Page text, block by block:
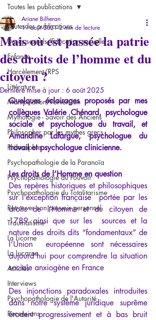
Toutes les publications
Droits sexuels/Education sexuelle
Enfance
Harcèlement/RPS
Littérature
Manipulation/Perversion
Mythologie - Savoir des Anciens
Philosopher par les mythes grecs
Philosophie
Psychopathologie de la Paranoïa
Psychopathologie du Pouvoir
Psychopathologie du Totalitarisme
Retrouver son pouvoir personnel
Traumatisme
La Licorne
La Lucarne
Articles
Interviews
Psychopathologie de l'Autorité
Recensions
Toutes les publications
Mais où est passée la patrie
des droits de l’homme et du
citoyen ?
Ariane Bilheran
19 août 2021 2 min de lecture
Dernière mise à jour : 6 août 2025
Quelques éclairages proposés par mes
collègues Valérie Chénard, psychologue
sociale et psychologue du travail, et
Amandine Lafargue, psychologue du
travail et psychologue clinicienne.
Les droits de l’Homme en question
Des repères historiques et philosophiques
sur l’exception française  portée par les
droits de l’Homme et du citoyen de
1789 ainsi que sur les  sources et la
nature des droits dits “fondamentaux” de
l’Union  européenne sont nécessaires
aujourd’hui pour comprendre la situation
sociale anxiogène en France
.
Des injonctions paradoxales introduites
dans notre système juridique suprême
érodent progressivement et à bas bruit